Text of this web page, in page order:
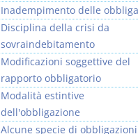
Inadempimento delle
Disciplina della crisi da
sovraindebitamento
Modificazioni soggettive del
rapporto obbligatorio
Modalità estintive
dell'obbligazione
Alcune specie di obbligazioni